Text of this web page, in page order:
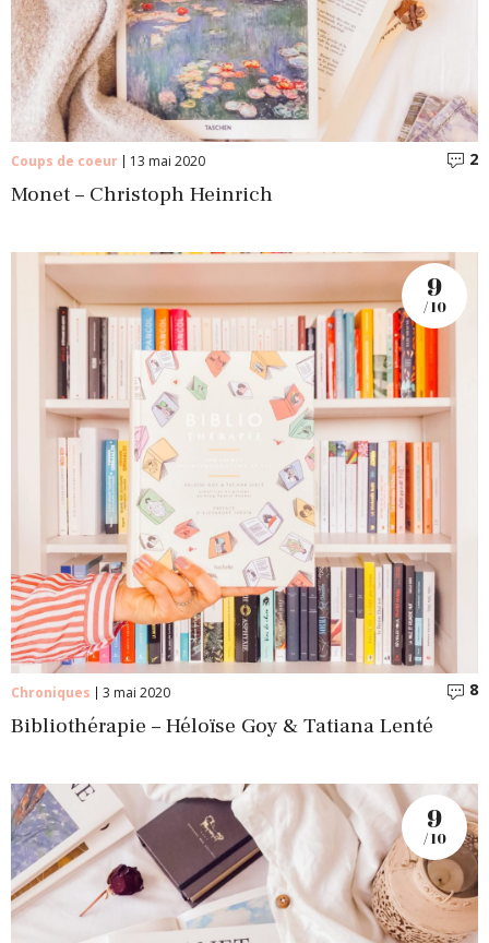
Coups de coeur 13 mai 2020 2
Monet – Christoph Heinrich
Chroniques 3 mai 2020 8
Bibliothérapie – Héloïse Goy & Tatiana Lenté
9
/ 10
9
/ 10